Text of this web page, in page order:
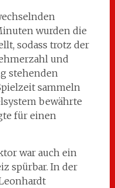
wurden die
sodass trotz der
und
stehenden
sammeln
bewährte
für einen
war auch ein
spürbar. In der